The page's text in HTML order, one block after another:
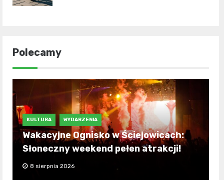
Polecamy
KULTURA WYDARZENIA
Wakacyjne Ognisko w Ściejowicach:
Słoneczny weekend pełen atrakcji!
8 sierpnia 2026